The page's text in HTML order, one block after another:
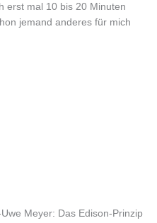
erst mal 10 bis 20 Minuten
jemand anderes für mich
Meyer: Das Edison-Prinzip